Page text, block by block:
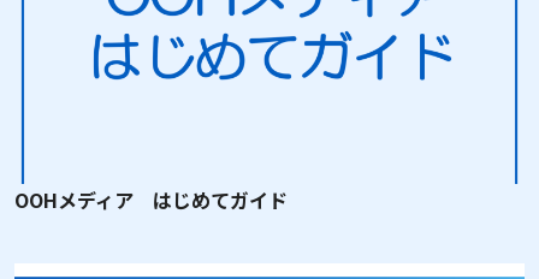
OOHメディア はじめてガイド